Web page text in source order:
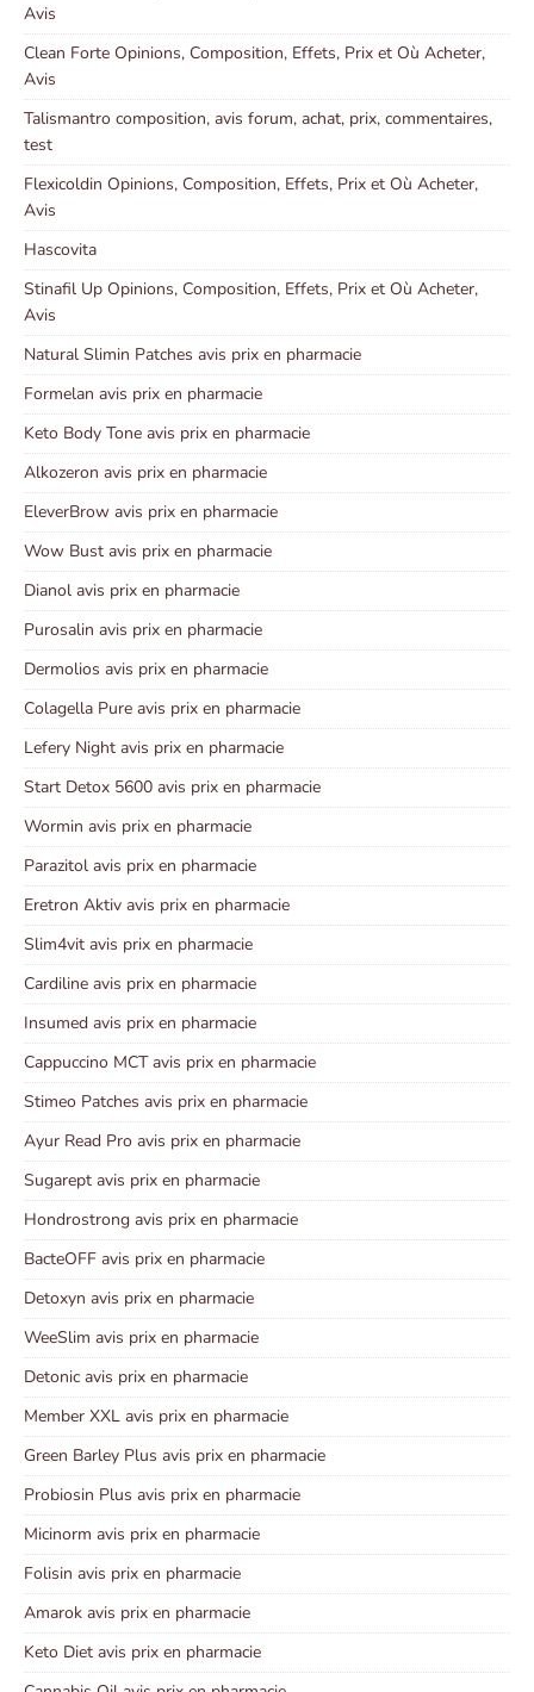
Avis
Clean Forte Opinions, Composition, Effets, Prix et Où Acheter,
Avis
Talismantro composition, avis forum, achat, prix, commentaires,
test
Flexicoldin Opinions, Composition, Effets, Prix et Où Acheter,
Avis
Hascovita
Stinafil Up Opinions, Composition, Effets, Prix et Où Acheter,
Avis
Natural Slimin Patches avis prix en pharmacie
Formelan avis prix en pharmacie
Keto Body Tone avis prix en pharmacie
Alkozeron avis prix en pharmacie
EleverBrow avis prix en pharmacie
Wow Bust avis prix en pharmacie
Dianol avis prix en pharmacie
Purosalin avis prix en pharmacie
Dermolios avis prix en pharmacie
Colagella Pure avis prix en pharmacie
Lefery Night avis prix en pharmacie
Start Detox 5600 avis prix en pharmacie
Wormin avis prix en pharmacie
Parazitol avis prix en pharmacie
Eretron Aktiv avis prix en pharmacie
Slim4vit avis prix en pharmacie
Cardiline avis prix en pharmacie
Insumed avis prix en pharmacie
Cappuccino MCT avis prix en pharmacie
Stimeo Patches avis prix en pharmacie
Ayur Read Pro avis prix en pharmacie
Sugarept avis prix en pharmacie
Hondrostrong avis prix en pharmacie
BacteOFF avis prix en pharmacie
Detoxyn avis prix en pharmacie
WeeSlim avis prix en pharmacie
Detonic avis prix en pharmacie
Member XXL avis prix en pharmacie
Green Barley Plus avis prix en pharmacie
Probiosin Plus avis prix en pharmacie
Micinorm avis prix en pharmacie
Folisin avis prix en pharmacie
Amarok avis prix en pharmacie
Keto Diet avis prix en pharmacie